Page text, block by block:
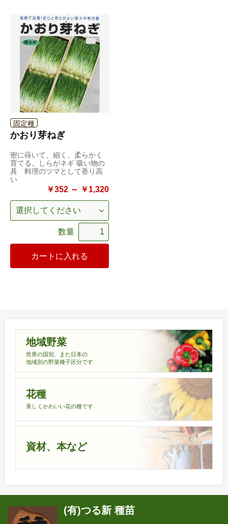
固定種
かおり芽ねぎ
密に蒔いて、細く、柔らかく
育てる。しらがネギ 吸い物の
具 料理のツマとして香り高
い
￥352 ～ ￥1,320
数量
カートに入れる
地域野菜
世界の国別、また日本の
地域別の野菜種子区分です
花種
美しくかわいい花の種です
資材、本など
(有)つる新 種苗